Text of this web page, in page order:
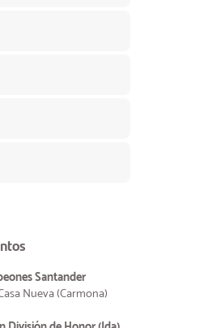
Santander
Nueva (Carmona)